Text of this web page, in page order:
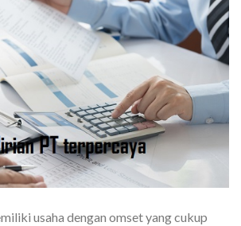
usaha dengan omset yang cukup